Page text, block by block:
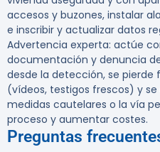
accesos y buzones, instalar
e inscribir y actualizar datos
Advertencia experta: actúe
documentación y denuncia
desde la detección, se pierde
(vídeos, testigos frescos) y
medidas cautelares o la vía
proceso y aumentar costes.
Preguntas